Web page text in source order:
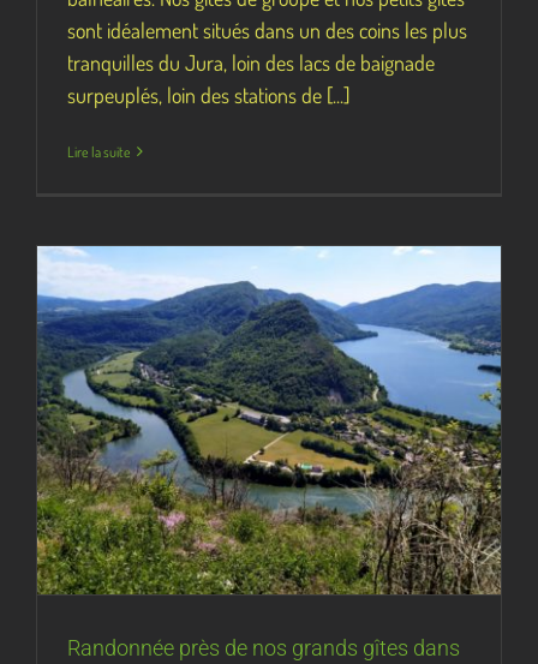
sont idéalement situés dans un des coins les plus
tranquilles du Jura, loin des lacs de baignade
surpeuplés, loin des stations de [...]
Lire la suite
Randonnée près de nos grands gîtes dans